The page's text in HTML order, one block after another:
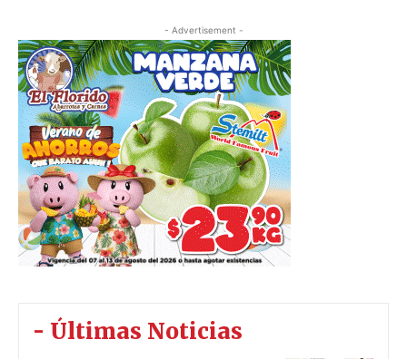
- Advertisement -
- Últimas Noticias